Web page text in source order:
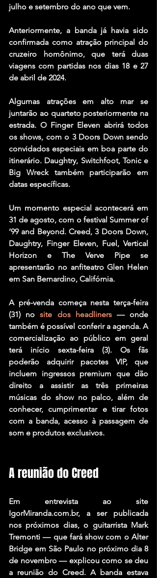
julho e setembro do ano que vem.
Anteriormente, a banda já havia sido
confirmada como atração principal do
cruzeiro homônimo, que terá duas
viagens com partidas nos dias 18 e 27
de abril de 2024.
Algumas atrações em alto mar se
juntarão ao quarteto posteriormente na
estrada. O Finger Eleven abrirá todos
os shows, com o 3 Doors Down sendo
convidados especiais em boa parte do
itinerário. Daughtry, Switchfoot, Tonic e
Big Wreck também participarão em
datas específicas.
Um momento especial acontecerá em
31 de agosto, com o festival Summer of
’99 and Beyond. Creed, 3 Doors Down,
Daughtry, Finger Eleven, Fuel, Vertical
Horizon e The Verve Pipe se
apresentarão no anfiteatro Glen Helen
em San Bernardino, Califórnia.
A pré-venda começa nesta terça-feira
(31) no site dos headliners — onde
também é possível conferir a agenda. A
comercialização ao público em geral
terá início sexta-feira (3). Os fãs
poderão adquirir pacotes VIP, que
incluem ingressos premium que dão
direito a assistir as três primeiras
músicas do show no palco, além de
conhecer, cumprimentar e tirar fotos
com a banda, acesso à passagem de
som e produtos exclusivos.
A reunião do Creed
Em entrevista ao site
IgorMiranda.com.br, a ser publicada
nos próximos dias, o guitarrista Mark
Tremonti — que fará show com o Alter
Bridge em São Paulo no próximo dia 8
de novembro — explicou como se deu
a reunião do Creed. A banda estava